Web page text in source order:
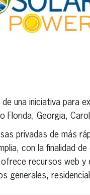
una iniciativa para
Florida, Georgia,
privadas de más
con la finalidad
recursos web y
generales,